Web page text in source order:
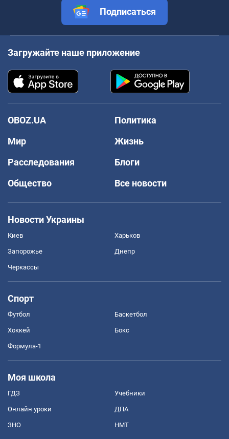
Подписаться
Загружайте наше приложение
OBOZ.UA
Политика
Мир
Жизнь
Расследования
Блоги
Общество
Все новости
Новости Украины
Киев Харьков
Запорожье Днепр
Черкассы
Спорт
Футбол Баскетбол
Хоккей Бокс
Формула-1
Моя школа
ГДЗ Учебники
Онлайн уроки ДПА
ЗНО НМТ